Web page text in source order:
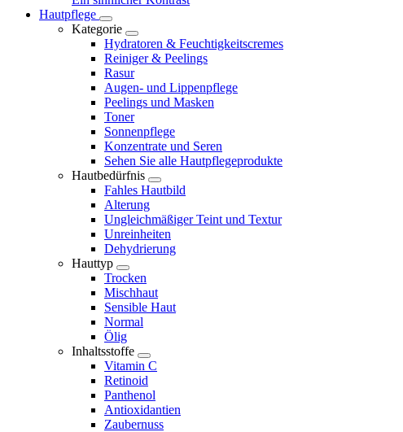
Hautpflege
Kategorie
Hydratoren & Feuchtigkeitscremes
Reiniger & Peelings
Rasur
Augen- und Lippenpflege
Peelings und Masken
Toner
Sonnenpflege
Konzentrate und Seren
Sehen Sie alle Hautpflegeprodukte
Hautbedürfnis
Fahles Hautbild
Alterung
Ungleichmäßiger Teint und Textur
Unreinheiten
Dehydrierung
Hauttyp
Trocken
Mischhaut
Sensible Haut
Normal
Ölig
Inhaltsstoffe
Vitamin C
Retinoid
Panthenol
Antioxidantien
Zaubernuss